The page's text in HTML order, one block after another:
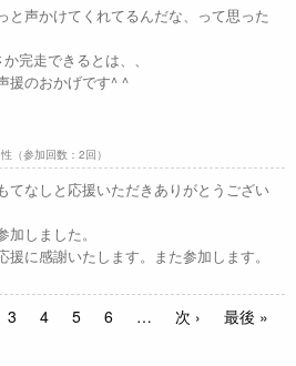
と声かけてくれてるんだな、って思った
完走できるとは、、
援のおかげです^ ^
参加回数：2回）
てなしと応援いただきありがとうござい
しました。
に感謝いたします。また参加します。
3 4 5 6 次 › 最後 »